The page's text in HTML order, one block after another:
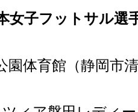
女子フットサル選
園体育館（静岡市